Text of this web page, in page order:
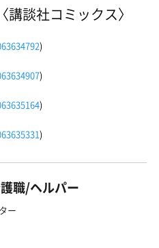
談社コミックス〉
)
)
)
)
職/ヘルパー
ー